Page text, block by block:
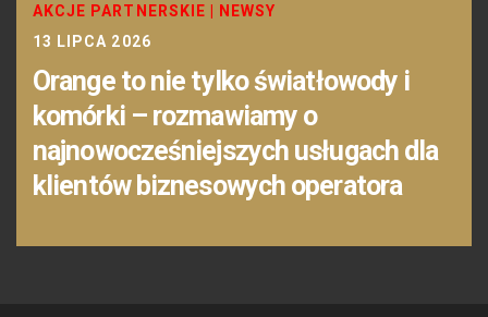
AKCJE PARTNERSKIE
NEWSY
13 LIPCA 2026
Orange to nie tylko światłowody i
komórki – rozmawiamy o
najnowocześniejszych usługach dla
klientów biznesowych operatora